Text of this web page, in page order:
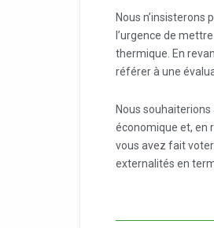
Nous
l’urgence de
thermique. En
référer à une
Nous
économique et, en
vous avez fait
externalités en